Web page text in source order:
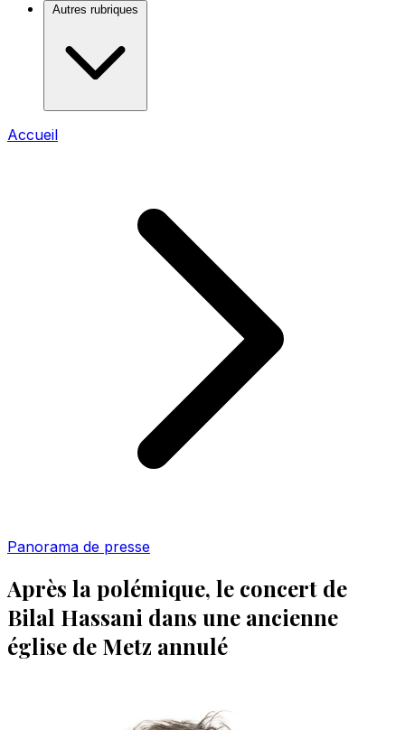
Autres rubriques
Accueil
Panorama de presse
Après la polémique, le concert de
Bilal Hassani dans une ancienne
église de Metz annulé